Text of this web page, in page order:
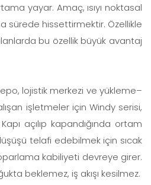
yayar. Amaç, ısıyı noktasal
sürede hissettirmektir. Özellikle
bu özellik büyük avantaj
lojistik merkezi ve yükleme–
işletmeler için Windy serisi,
açılıp kapandığında ortam
telafi edebilmek için sıcak
kabiliyeti devreye girer.
beklemez, iş akışı kesilmez.